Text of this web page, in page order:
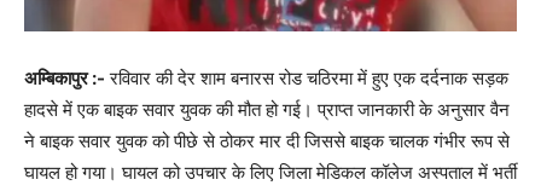
अम्बिकापुर :- रविवार की देर शाम बनारस रोड चठिरमा में हुए एक दर्दनाक सड़क
हादसे में एक बाइक सवार युवक की मौत हो गई। प्राप्त जानकारी के अनुसार वैन
ने बाइक सवार युवक को पीछे से ठोकर मार दी जिससे बाइक चालक गंभीर रूप से
घायल हो गया। घायल को उपचार के लिए जिला मेडिकल कॉलेज अस्पताल में भर्ती